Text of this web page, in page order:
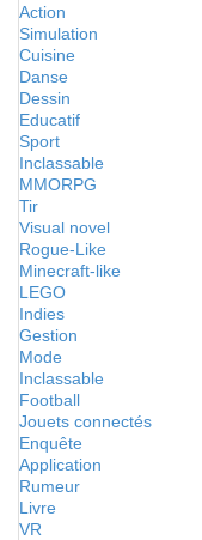
Action
Simulation
Cuisine
Danse
Dessin
Educatif
Sport
Inclassable
MMORPG
Tir
Visual novel
Rogue-Like
Minecraft-like
LEGO
Indies
Gestion
Mode
Inclassable
Football
Jouets connectés
Enquête
Application
Rumeur
Livre
VR